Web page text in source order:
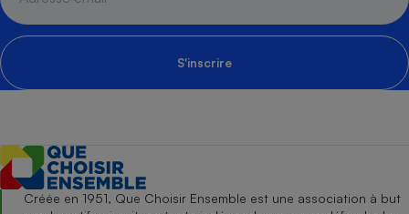
S'inscrire
Créée en 1951, Que Choisir Ensemble est une association à but